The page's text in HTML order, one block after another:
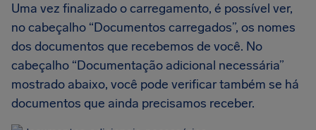
Uma vez finalizado o carregamento, é possível ver,
no cabeçalho “Documentos carregados”, os nomes
dos documentos que recebemos de você. No
cabeçalho “Documentação adicional necessária”
mostrado abaixo, você pode verificar também se há
documentos que ainda precisamos receber.